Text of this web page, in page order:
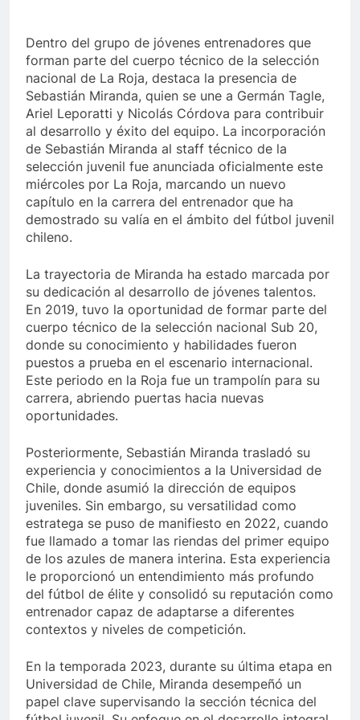
Dentro del grupo de jóvenes entrenadores que
forman parte del cuerpo técnico de la selección
nacional de La Roja, destaca la presencia de
Sebastián Miranda, quien se une a Germán Tagle,
Ariel Leporatti y Nicolás Córdova para contribuir
al desarrollo y éxito del equipo. La incorporación
de Sebastián Miranda al staff técnico de la
selección juvenil fue anunciada oficialmente este
miércoles por La Roja, marcando un nuevo
capítulo en la carrera del entrenador que ha
demostrado su valía en el ámbito del fútbol juvenil
chileno.
La trayectoria de Miranda ha estado marcada por
su dedicación al desarrollo de jóvenes talentos.
En 2019, tuvo la oportunidad de formar parte del
cuerpo técnico de la selección nacional Sub 20,
donde su conocimiento y habilidades fueron
puestos a prueba en el escenario internacional.
Este periodo en la Roja fue un trampolín para su
carrera, abriendo puertas hacia nuevas
oportunidades.
Posteriormente, Sebastián Miranda trasladó su
experiencia y conocimientos a la Universidad de
Chile, donde asumió la dirección de equipos
juveniles. Sin embargo, su versatilidad como
estratega se puso de manifiesto en 2022, cuando
fue llamado a tomar las riendas del primer equipo
de los azules de manera interina. Esta experiencia
le proporcionó un entendimiento más profundo
del fútbol de élite y consolidó su reputación como
entrenador capaz de adaptarse a diferentes
contextos y niveles de competición.
En la temporada 2023, durante su última etapa en
Universidad de Chile, Miranda desempeñó un
papel clave supervisando la sección técnica del